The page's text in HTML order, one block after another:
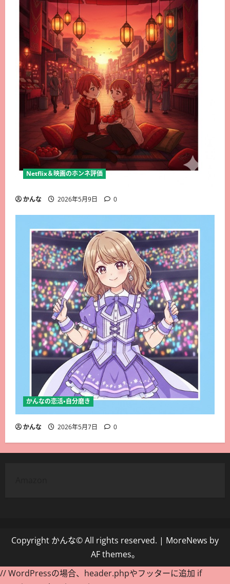
Netflix＆映画のホンネ評価
かんな 2026年5月9日 0
かんなの恋活・自分磨き
かんな 2026年5月7日 0
Copyright かんな© All rights reserved. | MoreNews by
AF themes。
// WordPressの場合、header.phpやフッターに追加 if